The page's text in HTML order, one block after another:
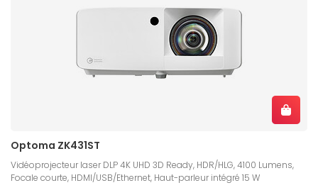
Optoma ZK431ST
Vidéoprojecteur laser DLP 4K UHD 3D Ready, HDR/HLG, 4100 Lumens,
Focale courte, HDMI/USB/Ethernet, Haut-parleur intégré 15 W